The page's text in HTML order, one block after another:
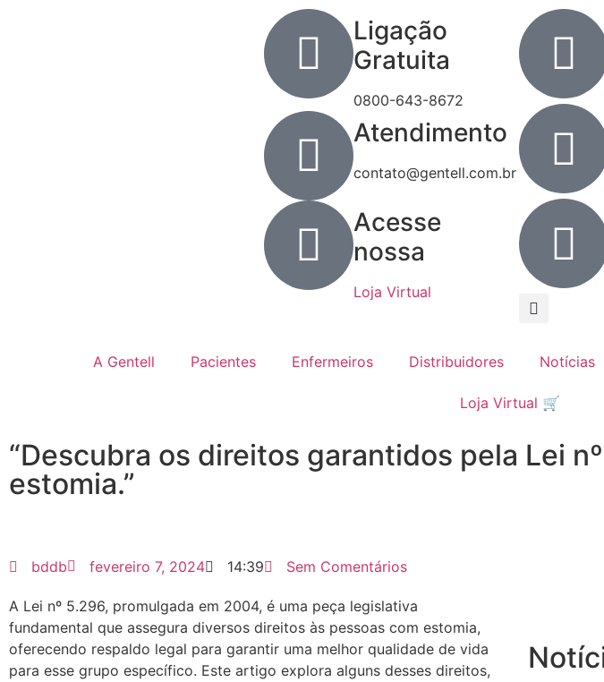
Ligação
Gratuita
0800-643-8672
Atendimento
contato@gentell.com.br
Acesse
nossa
Loja Virtual
A Gentell Pacientes Enfermeiros Distribuidores Notícias
Loja Virtual 🛒
“Descubra os direitos garantidos pela Lei
estomia.”
bddb fevereiro 7, 2024 14:39 Sem Comentários
A Lei nº 5.296, promulgada em 2004, é uma peça legislativa
fundamental que assegura diversos direitos às pessoas com estomia,
oferecendo respaldo legal para garantir uma melhor qualidade de vida
para esse grupo específico. Este artigo explora alguns desses direitos,